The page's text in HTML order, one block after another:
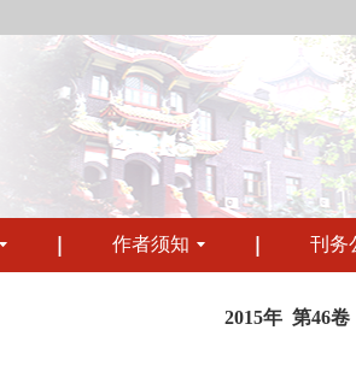
作者须知 刊务
2015年 第46